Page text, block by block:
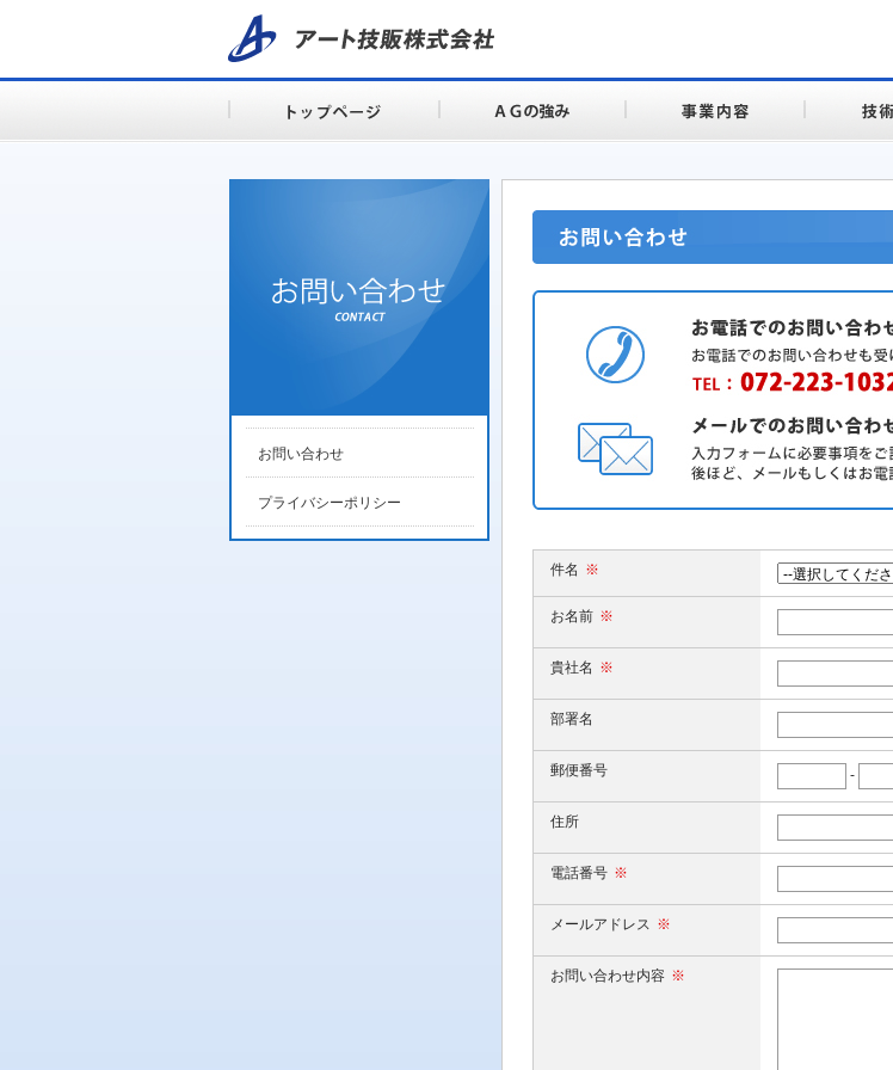
お問い合わせ
プライバシーポリシー
件名 ※
お名前 ※
貴社名 ※
部署名
郵便番号 -
住所
電話番号 ※
メールアドレス ※
お問い合わせ内容 ※